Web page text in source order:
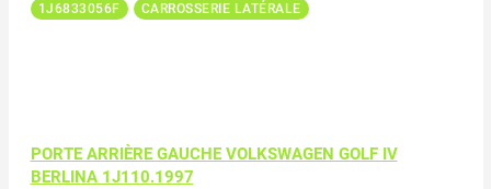
1J6833056F CARROSSERIE LATÉRALE
PORTE ARRIÈRE GAUCHE VOLKSWAGEN GOLF IV
BERLINA 1J110.1997